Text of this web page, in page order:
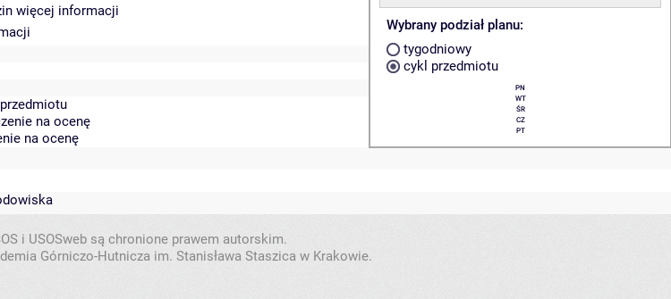
Wybrany podział planu:
tygodniowy
cykl przedmiotu
PN
WT
ŚR
CZ
PT
więcej informacji
na ocenę
na ocenę
i USOSweb są chronione prawem autorskim.
Górniczo-Hutnicza im. Stanisława Staszica w Krakowie.